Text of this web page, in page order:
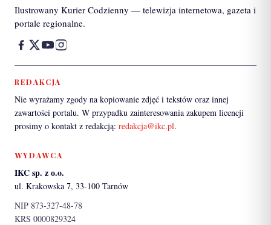
Ilustrowany Kurier Codzienny — telewizja internetowa, gazeta i
portale regionalne.
REDAKCJA
Nie wyrażamy zgody na kopiowanie zdjęć i tekstów oraz innej
zawartości portalu. W przypadku zainteresowania zakupem licencji
prosimy o kontakt z redakcją: redakcja@ikc.pl.
WYDAWCA
IKC sp. z o.o.
ul. Krakowska 7, 33-100 Tarnów
NIP 873-327-48-78
KRS 0000829324